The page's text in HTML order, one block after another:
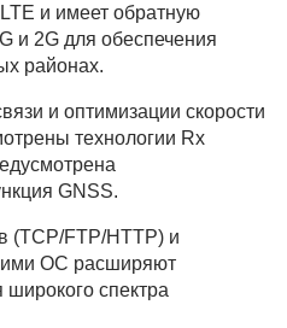
и имеет обратную
и 2G для обеспечения
районах.
и оптимизации скорости
технологии Rx
GNSS.
(TCP/FTP/HTTP) и
ОС расширяют
спектра